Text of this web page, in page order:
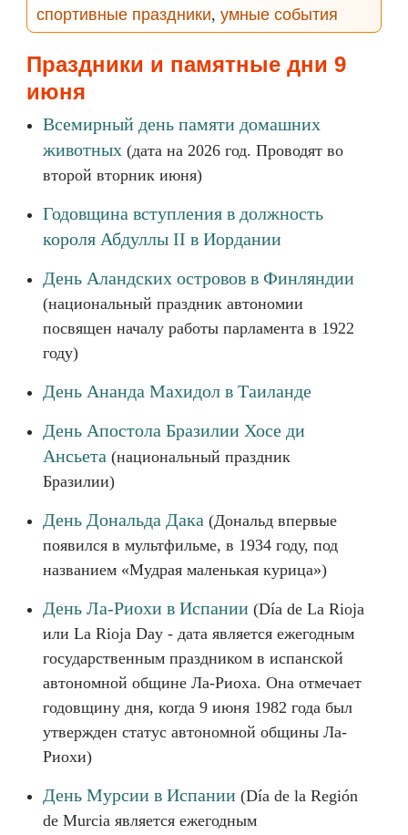
спортивные праздники, умные события
Праздники и памятные дни 9
июня
Всемирный день памяти домашних
животных (дата на 2026 год. Проводят во
второй вторник июня)
Годовщина вступления в должность
короля Абдуллы II в Иордании
День Аландских островов в Финляндии
(национальный праздник автономии
посвящен началу работы парламента в 1922
году)
День Ананда Махидол в Таиланде
День Апостола Бразилии Хосе ди
Ансьета (национальный праздник
Бразилии)
День Дональда Дака (Дональд впервые
появился в мультфильме, в 1934 году, под
названием «Мудрая маленькая курица»)
День Ла-Риохи в Испании (Día de La Rioja
или La Rioja Day - дата является ежегодным
государственным праздником в испанской
автономной общине Ла-Риоха. Она отмечает
годовщину дня, когда 9 июня 1982 года был
утвержден статус автономной общины Ла-
Риохи)
День Мурсии в Испании (Día de la Región
de Murcia является ежегодным